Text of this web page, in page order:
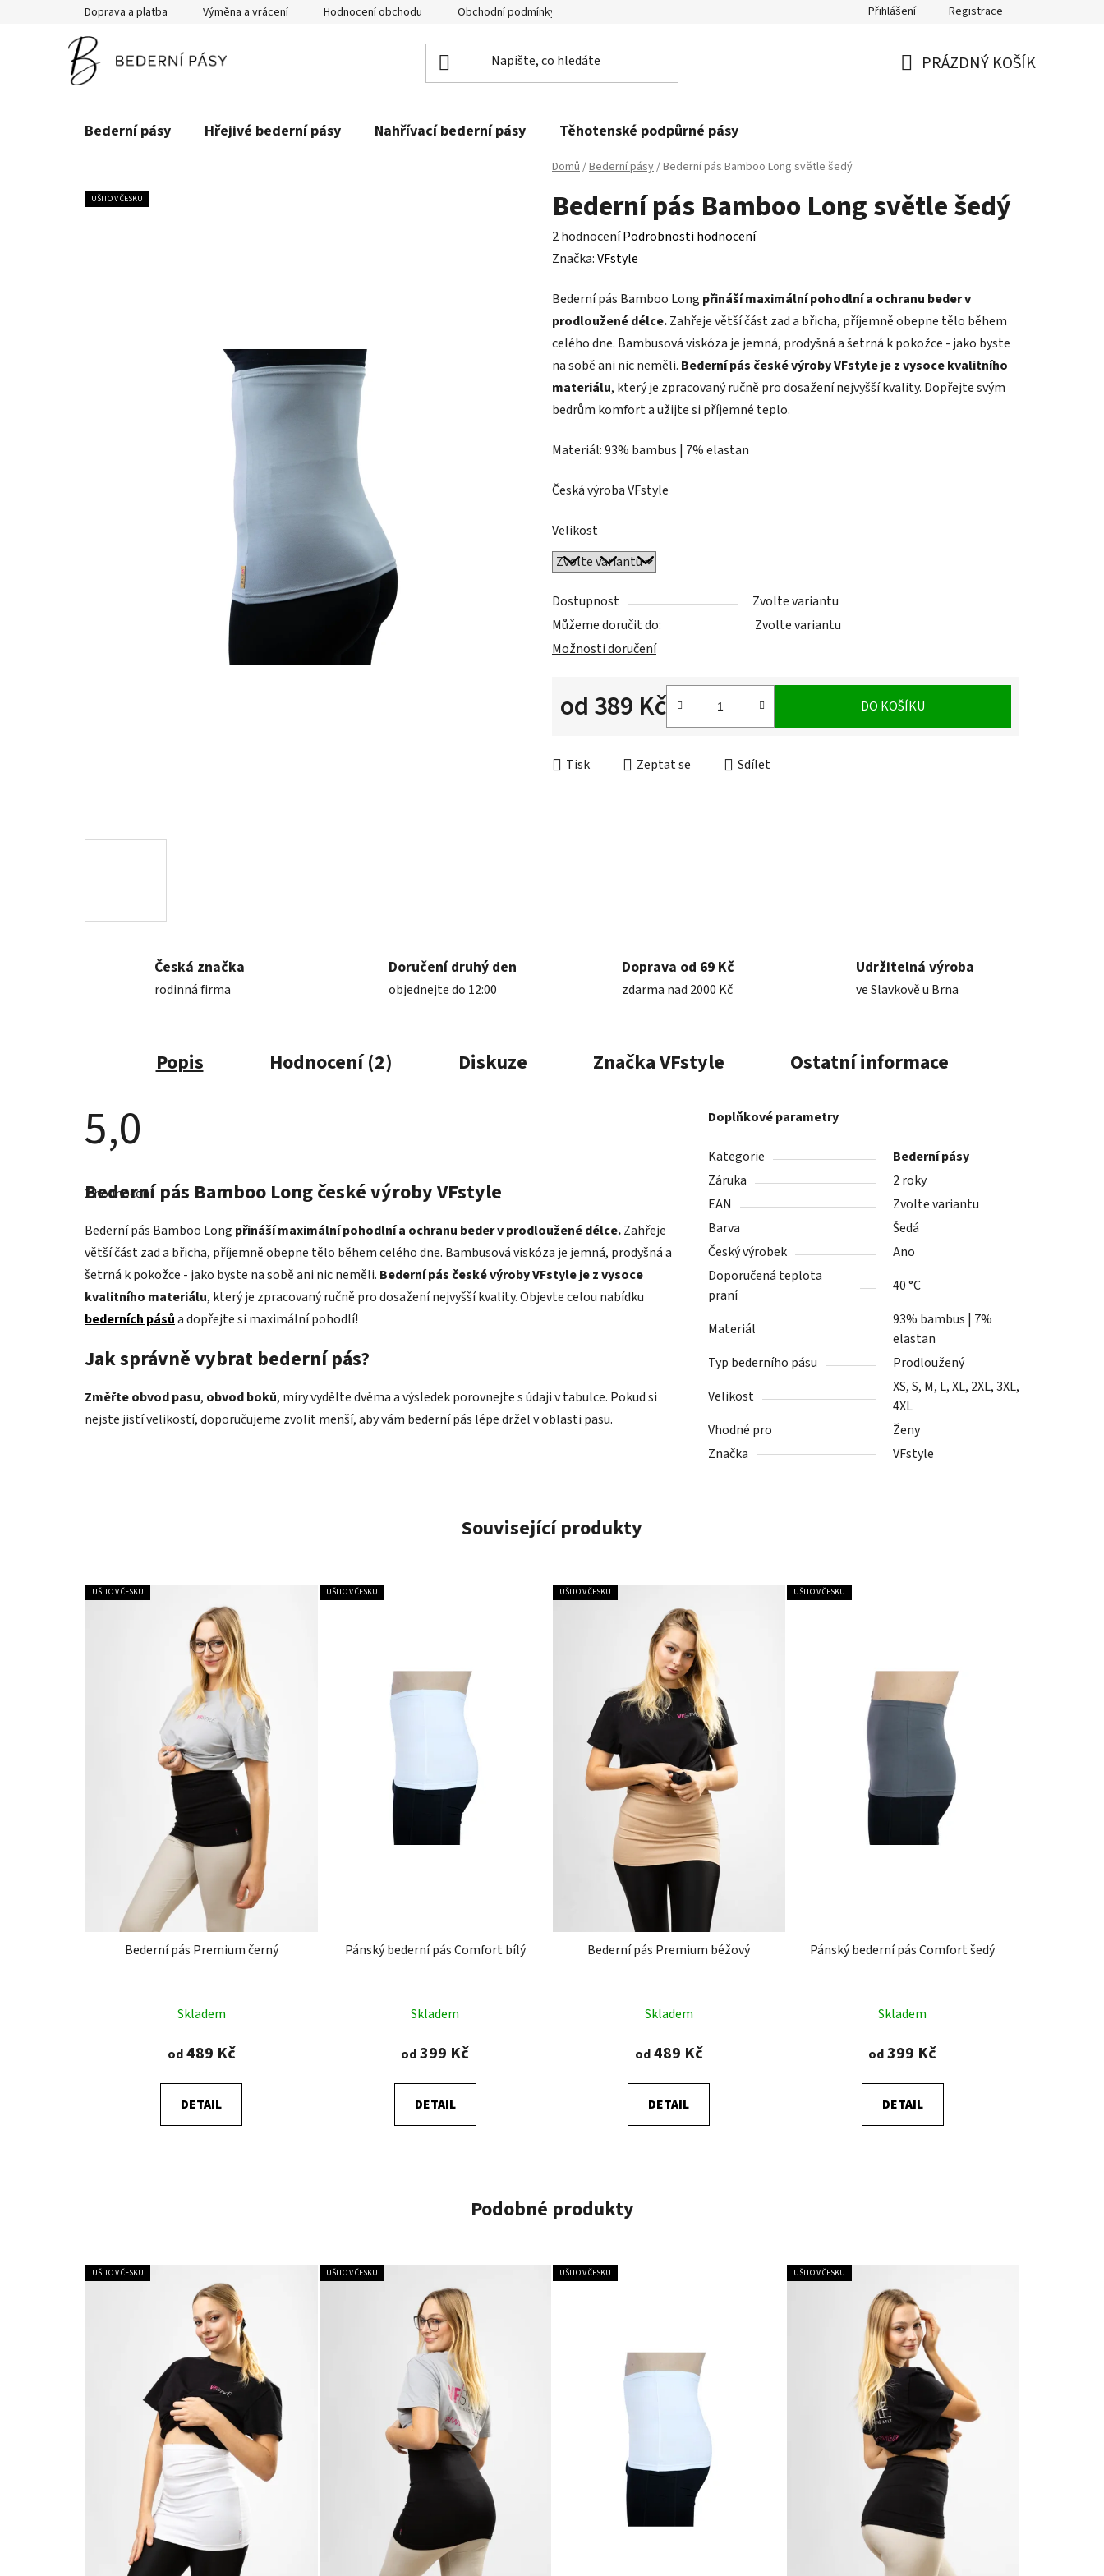
Doprava a platba Výměna a vrácení Hodnocení obchodu Obchodní podmínky Přihlášení Registrace
PRÁZDNÝ KOŠÍK
Bederní pásy Hřejivé bederní pásy Nahřívací bederní pásy Těhotenské podpůrné pásy
Domů/Bederní pásy/Bederní pás Bamboo Long světle šedý
Bederní pás Bamboo Long světle šedý
Průměrné
hodnocení
je
5,0
z
5
hvězdiček.
2 hodnoceníPodrobnosti hodnocení
Značka:VFstyle
Bederní pás Bamboo Long přináší maximální pohodlní a ochranu beder v
prodloužené délce.Zahřeje větší část zad a břicha, příjemně obepne tělo během
celého dne. Bambusová viskóza je jemná, prodyšná a šetrná k pokožce - jako byste
na sobě ani nic neměli. Bederní pás české výroby VFstyle je z vysoce kvalitního
materiálu, který je zpracovaný ručně pro dosažení nejvyšší kvality. Dopřejte svým
bedrům komfort a užijte si příjemné teplo.
Materiál: 93% bambus | 7% elastan
Česká výroba VFstyle
Velikost
Dostupnost
Zvolte variantu
Můžeme doručit do:
Zvolte variantu
Možnosti doručení
od389 Kč DO KOŠÍKU
Tisk Zeptat se Sdílet
UŠITO V ČESKU
Česká značka
rodinná firma
Doručení druhý den
objednejte do 12:00
Doprava od 69 Kč
zdarma nad 2000 Kč
Udržitelná výroba
ve Slavkově u Brna
Popis Hodnocení (2) Diskuze ZnačkaVFstyle Ostatní informace
5,0
hodnocení
produktu
5,0
z
5
hvězdiček.
2 hodnocení
Bederní pás Bamboo Long české výroby VFstyle
Bederní pás Bamboo Long přináší maximální pohodlní a ochranu beder v prodloužené délce.Zahřeje
větší část zad a břicha, příjemně obepne tělo během celého dne. Bambusová viskóza je jemná, prodyšná a
šetrná k pokožce - jako byste na sobě ani nic neměli. Bederní pás české výroby VFstyle je z vysoce
kvalitního materiálu, který je zpracovaný ručně pro dosažení nejvyšší kvality. Objevte celou nabídku
bederních pásůa dopřejte si maximální pohodlí!
Jak správně vybrat bederní pás?
Změřte obvod pasu, obvod boků, míry vydělte dvěma a výsledek porovnejte s údaji v tabulce. Pokud si
nejste jistí velikostí, doporučujeme zvolit menší, aby vám bederní pás lépe držel v oblasti pasu.
Doplňkové parametry
Kategorie
Bederní pásy
Záruka
2 roky
EAN
Zvolte variantu
Barva
Šedá
Český výrobek
Ano
Doporučená teplota
praní
40 °C
Materiál
93% bambus | 7%
elastan
Typ bederního pásu
Prodloužený
Velikost
XS, S, M, L, XL, 2XL, 3XL,
4XL
Vhodné pro
Ženy
Značka
VFstyle
Související produkty
UŠITO V ČESKU
Bederní pás Premium černý
hodnocení
produktu
4,8
z
Skladem
od489 Kč
DETAIL
UŠITO V ČESKU
Pánský bederní pás Comfort bílý
hodnocení
produktu
5,0
z
Skladem
od399 Kč
DETAIL
UŠITO V ČESKU
Bederní pás Premium béžový
hodnocení
produktu
5,0
z
Skladem
od489 Kč
DETAIL
UŠITO V ČESKU
Pánský bederní pás Comfort šedý
Skladem
od399 Kč
DETAIL
Podobné produkty
UŠITO V ČESKU UŠITO V ČESKU UŠITO V ČESKU UŠITO V ČESKU